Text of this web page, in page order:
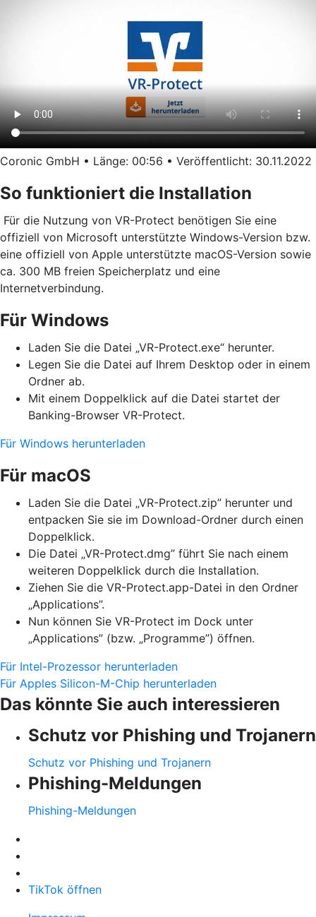
Coronic GmbH • Länge: 00:56 • Veröffentlicht: 30.11.2022
So funktioniert die Installation
Für die Nutzung von VR-Protect benötigen Sie eine
offiziell von Microsoft unterstützte Windows-Version bzw.
eine offiziell von Apple unterstützte macOS-Version sowie
ca. 300 MB freien Speicherplatz und eine
Internetverbindung.
Für Windows
Laden Sie die Datei „VR-Protect.exe“ herunter.
Legen Sie die Datei auf Ihrem Desktop oder in einem
Ordner ab.
Mit einem Doppelklick auf die Datei startet der
Banking-Browser VR-Protect.
Für Windows herunterladen
Für macOS
Laden Sie die Datei „VR-Protect.zip” herunter und
entpacken Sie sie im Download-Ordner durch einen
Doppelklick.
Die Datei „VR-Protect.dmg” führt Sie nach einem
weiteren Doppelklick durch die Installation.
Ziehen Sie die VR-Protect.app-Datei in den Ordner
„Applications”.
Nun können Sie VR-Protect im Dock unter
„Applications” (bzw. „Programme”) öffnen.
Für Intel-Prozessor herunterladen
Für Apples Silicon-M-Chip herunterladen
Das könnte Sie auch interessieren
Schutz vor Phishing und Trojanern
Schutz vor Phishing und Trojanern
Phishing-Meldungen
Phishing-Meldungen
TikTok öffnen